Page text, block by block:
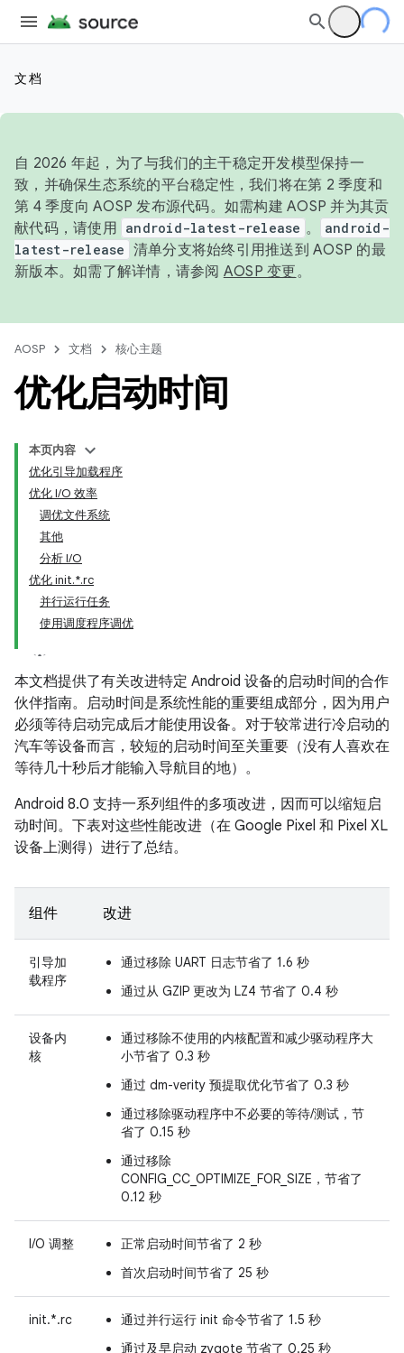
文档
自 2026 年起，为了与我们的主干稳定开发模型保持一
致，并确保生态系统的平台稳定性，我们将在第 2 季度和
第 4 季度向 AOSP 发布源代码。如需构建 AOSP 并为其贡
献代码，请使用 android-latest-release 。
android-
latest-release 清单分支将始终引用推送到 AOSP 的最
新版本。如需了解详情，请参阅 AOSP 变更。
AOSP 文档 核心主题
优化启动时间
本页内容
优化引导加载程序
优化 I/O 效率
调优文件系统
其他
分析 I/O
优化 init.*.rc
并行运行任务
使用调度程序调优
本文档提供了有关改进特定 Android 设备的启动时间的合作
伙伴指南。启动时间是系统性能的重要组成部分，因为用户
必须等待启动完成后才能使用设备。对于较常进行冷启动的
汽车等设备而言，较短的启动时间至关重要（没有人喜欢在
等待几十秒后才能输入导航目的地）。
Android 8.0 支持一系列组件的多项改进，因而可以缩短启
动时间。下表对这些性能改进（在 Google Pixel 和 Pixel XL
设备上测得）进行了总结。
组件 改进
引导加
载程序
通过移除 UART 日志节省了 1.6 秒
通过从 GZIP 更改为 LZ4 节省了 0.4 秒
设备内
核
通过移除不使用的内核配置和减少驱动程序大
小节省了 0.3 秒
通过 dm-verity 预提取优化节省了 0.3 秒
通过移除驱动程序中不必要的等待/测试，节
省了 0.15 秒
通过移除
CONFIG_CC_OPTIMIZE_FOR_SIZE，节省了
0.12 秒
I/O 调整
正常启动时间节省了 2 秒
首次启动时间节省了 25 秒
init.*.rc
通过并行运行 init 命令节省了 1.5 秒
通过及早启动 zygote 节省了 0.25 秒